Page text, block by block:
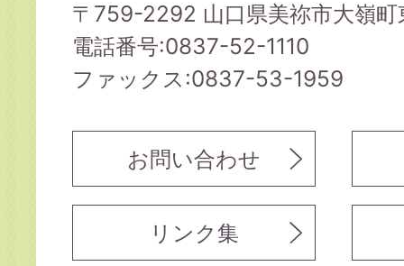
〒759-2292 山口県美祢市大嶺
電話番号:0837-52-1110
ファックス:0837-53-1959
お問い合わせ
リンク集